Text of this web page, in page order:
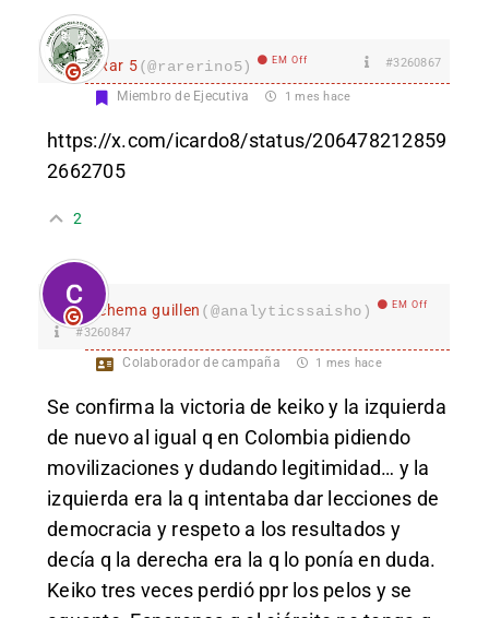
Rar 5(@rarerino5) EM Off #3260867
Miembro de Ejecutiva 1 mes hace
https://x.com/icardo8/status/206478212859
2662705
2
chema guillen (@analyticssaisho) EM Off
#3260847
Colaborador de campaña 1 mes hace
Se confirma la victoria de keiko y la izquierda
de nuevo al igual q en Colombia pidiendo
movilizaciones y dudando legitimidad… y la
izquierda era la q intentaba dar lecciones de
democracia y respeto a los resultados y
decía q la derecha era la q lo ponía en duda.
Keiko tres veces perdió ppr los pelos y se